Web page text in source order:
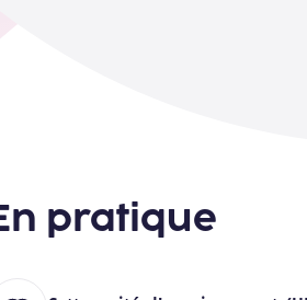
pratique